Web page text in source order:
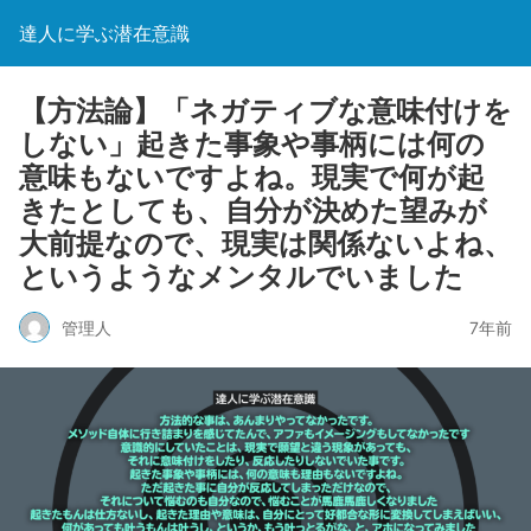
達人に学ぶ潜在意識
【方法論】「ネガティブな意味付けを
しない」起きた事象や事柄には何の
意味もないですよね。現実で何が起
きたとしても、自分が決めた望みが
大前提なので、現実は関係ないよね、
というようなメンタルでいました
管理人 7年前